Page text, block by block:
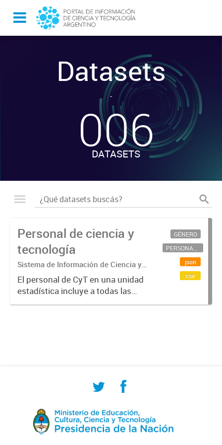
Datasets
-
006
DATASETS
Personal de ciencia y
tecnología
Sistema de Información de Ciencia y
Tecnología Argentino (SICYTAR)
El personal de CyT en una unidad
estadística incluye a todas las
personas involucradas
GÉNERO
PERSONAL CIENTÍFICO-TECNOLÓGICO
json
csv